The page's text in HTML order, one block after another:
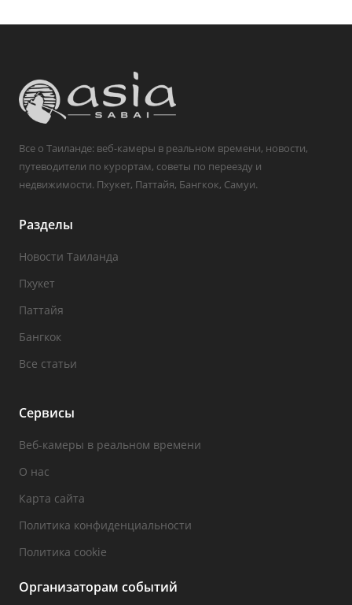
Все о Таиланде: веб-камеры в реальном времени, новости,
путеводители по курортам, советы по переезду и
недвижимости. Пхукет, Паттайя, Бангкок, Самуи.
Разделы
Новости Таиланда
Пхукет
Паттайя
Бангкок
Все статьи
Сервисы
Веб-камеры в реальном времени
О нас
Карта сайта
Политика конфиденциальности
Политика cookie
Организаторам событий